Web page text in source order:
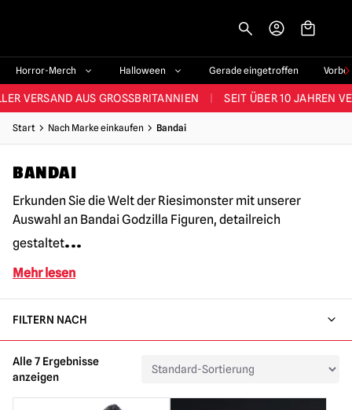
Horror-Merch Halloween Gerade eingetroffen
SORTIMENT IM VEREINIGTEN KÖNIGREICH | ÜBER 60.000
VERSAND AUS GROSSBRITANNIEN SEIT ÜBER 10 JAHREN
JEDE WOCHE NEUE HORROR-FANARTIKEL
Start Nach Marke einkaufen Bandai
BANDAI
Erkunden Sie die Welt der Riesimonster mit unserer
Auswahl an Bandai Godzilla Figuren, detailreich
gestaltet...
Mehr lesen
FILTERN NACH
Alle 7 Ergebnisse
anzeigen